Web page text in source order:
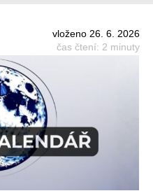
vloženo 26. 6. 2026
čas čtení: 2 minuty